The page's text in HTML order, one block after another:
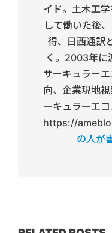
イド。土木工
して働いた後
得、日西通訳
く。2003年に
サーキュラー
向、企業現地
ーキュラーエ
https://
の人が